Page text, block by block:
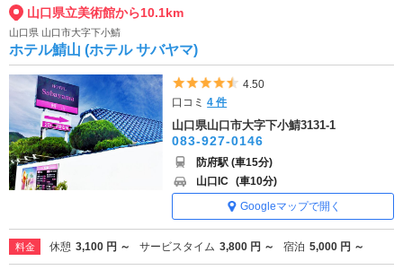
山口県立美術館から10.1km
山口県 山口市大字下小鯖
ホテル鯖山 (ホテル サバヤマ)
5つ星のうち4.5
4.50
口コミ4 件
山口県山口市大字下小鯖3131-1
083-927-0146
防府駅 (車15分)
山口IC (車10分)
Googleマップで開く
料金 休憩 3,100 円 ～ サービスタイム 3,800 円 ～ 宿泊 5,000 円 ～